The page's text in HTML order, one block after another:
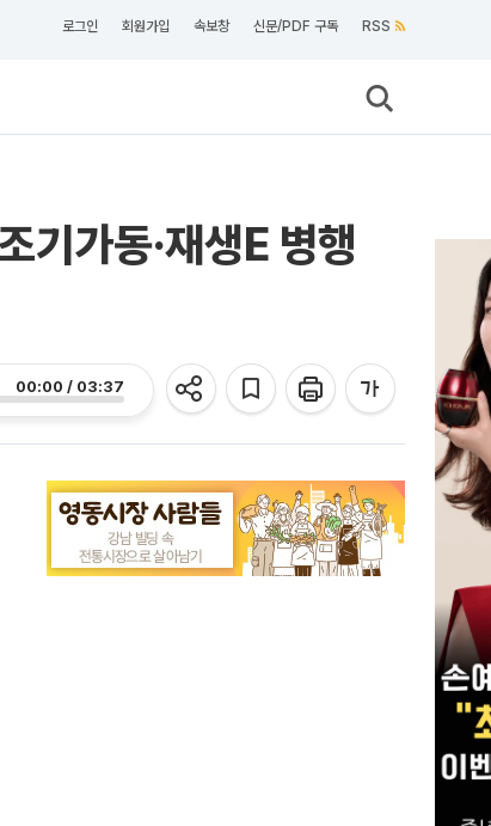
로그인 회원가입 속보창 신문/PDF 구독 RSS
기가동·재생E 병행
00:00 / 03:37